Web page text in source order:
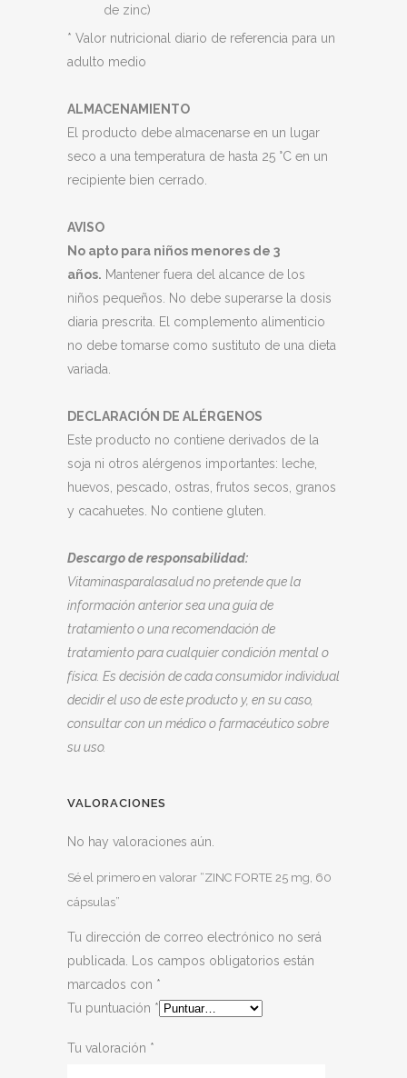
de zinc)
* Valor nutricional diario de referencia para un
adulto medio
ALMACENAMIENTO
El producto debe almacenarse en un lugar
seco a una temperatura de hasta 25 °C en un
recipiente bien cerrado.
AVISO
No apto para niños menores de 3
años. Mantener fuera del alcance de los
niños pequeños. No debe superarse la dosis
diaria prescrita. El complemento alimenticio
no debe tomarse como sustituto de una dieta
variada.
DECLARACIÓN DE ALÉRGENOS
Este producto no contiene derivados de la
soja ni otros alérgenos importantes: leche,
huevos, pescado, ostras, frutos secos, granos
y cacahuetes. No contiene gluten.
Descargo de responsabilidad:
Vitaminasparalasalud no pretende que la
información anterior sea una guía de
tratamiento o una recomendación de
tratamiento para cualquier condición mental o
física. Es decisión de cada consumidor individual
decidir el uso de este producto y, en su caso,
consultar con un médico o farmacéutico sobre
su uso.
VALORACIONES
No hay valoraciones aún.
Sé el primero en valorar “ZINC FORTE 25 mg, 60
cápsulas”
Tu dirección de correo electrónico no será
publicada.
Los campos obligatorios están
marcados con *
Tu puntuación *
Tu valoración *